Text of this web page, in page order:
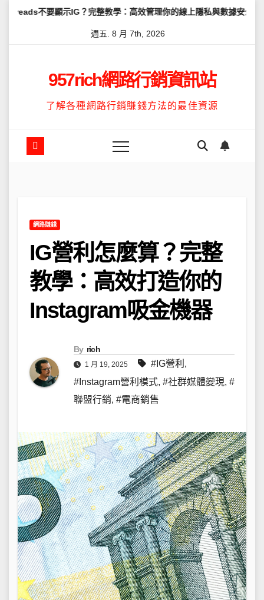
顯示IG？完整教學：高效管理你的線上隱私與數據安全 怎麼讓
週五. 8 月 7th, 2026
957rich網路行銷資訊站
了解各種網路行銷賺錢方法的最佳資源
網路賺錢
IG營利怎麼算？完整
教學：高效打造你的
Instagram吸金機器
By rich
1 月 19, 2025 #IG營利 ,
#Instagram營利模式, #社群媒體變現, #
聯盟行銷, #電商銷售